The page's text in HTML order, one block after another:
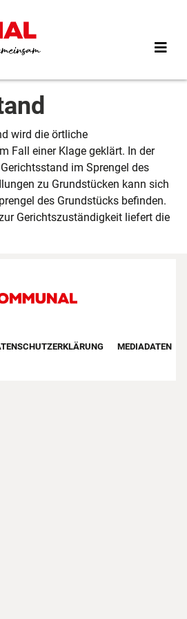
Inhalt
wird die örtliche
Fall einer Klage geklärt. In der
im Sprengel des
zu Grundstücken kann sich
des Grundstücks befinden.
Gerichtszuständigkeit liefert die
MEDIADATEN